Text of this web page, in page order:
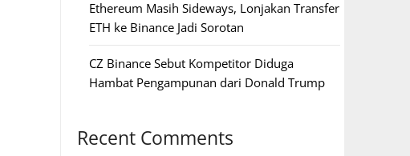
Ethereum Masih Sideways, Lonjakan Transfer
ETH ke Binance Jadi Sorotan
CZ Binance Sebut Kompetitor Diduga
Hambat Pengampunan dari Donald Trump
Recent Comments